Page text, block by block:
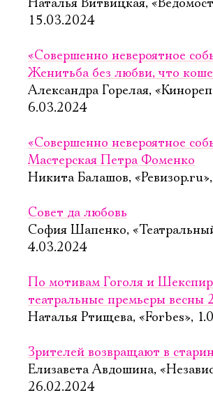
Наталья Витвицкая,
15.03.2024
«Совершенно невероятное
Женитьба без любви, что
Александра Горелая,
6.03.2024
«Совершенно невероятное
Мастерская Петра Фоменко
Никита Балашов,
Совет да любовь
София Шапенко,
4.03.2024
По мотивам Гоголя и
театральные премьеры весны
Наталья Ртищева, «Forbes»,
Зрителей возвращают в
Елизавета Авдошина,
26.02.2024